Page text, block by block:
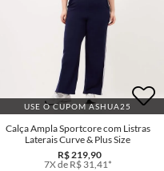
USE O CUPOM ASHUA25
Calça Ampla Sportcore com Listras
Laterais Curve & Plus Size
R$ 219,90
7X de R$ 31,41*